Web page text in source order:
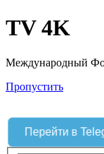
TV 4K
Международный
Пропустить
Перейти в